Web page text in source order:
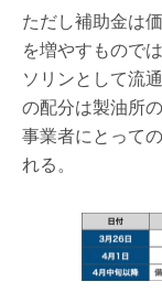
ただし補助金は
を増やすもので
ソリンとして流
の配分は製油所
事業者にとって
れる。